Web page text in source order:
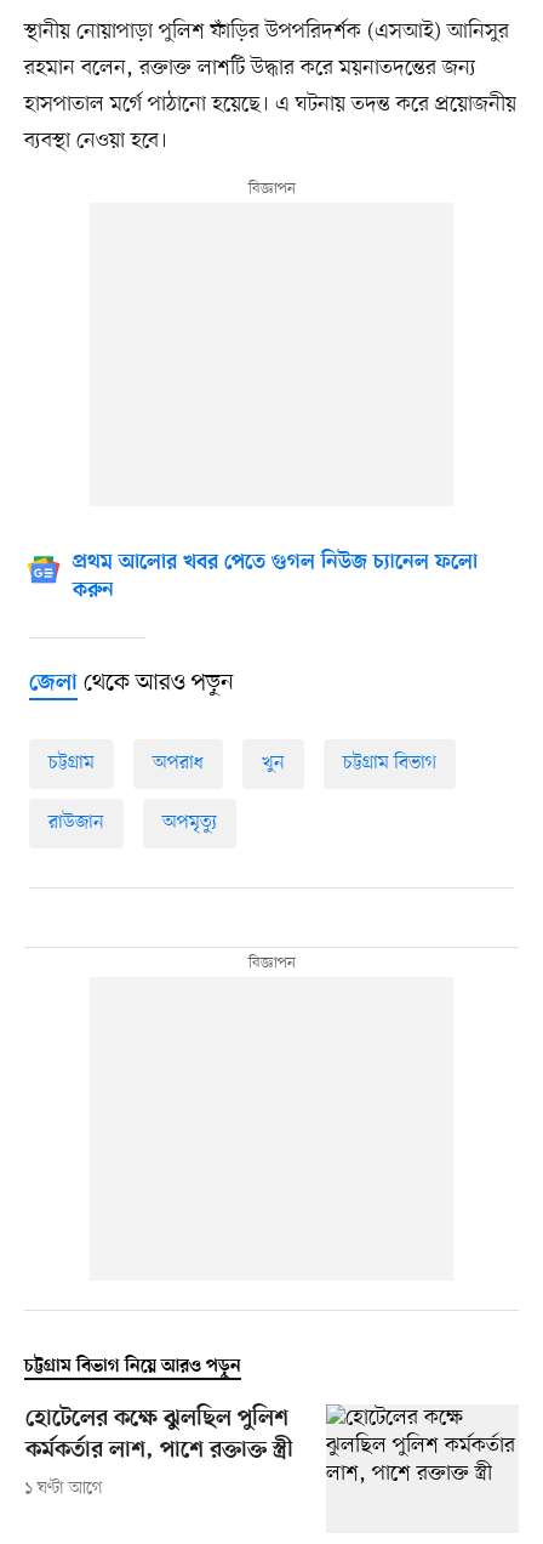
স্থানীয় নোয়াপাড়া পুলিশ ফাঁড়ির উপপরিদর্শক (এসআই) আনিসুর
রহমান বলেন, রক্তাক্ত লাশটি উদ্ধার করে ময়নাতদন্তের জন্য
হাসপাতাল মর্গে পাঠানো হয়েছে। এ ঘটনায় তদন্ত করে প্রয়োজনীয়
ব্যবস্থা নেওয়া হবে।
প্রথম আলোর খবর পেতে গুগল নিউজ চ্যানেল ফলো
করুন
জেলাথেকে আরও পড়ুন
চট্টগ্রাম অপরাধ খুন চট্টগ্রাম বিভাগ
রাউজান অপমৃত্যু
চট্টগ্রাম বিভাগ নিয়ে আরও পড়ুন
হোটেলের কক্ষে ঝুলছিল পুলিশ
কর্মকর্তার লাশ, পাশে রক্তাক্ত স্ত্রী
১ ঘণ্টা আগে